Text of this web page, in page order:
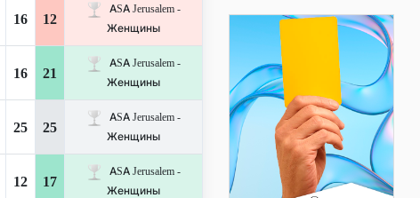
16 12
ASA Jerusalem -
Женщины
16 21
ASA Jerusalem -
Женщины
25 25
ASA Jerusalem -
Женщины
12 17
ASA Jerusalem -
Женщины